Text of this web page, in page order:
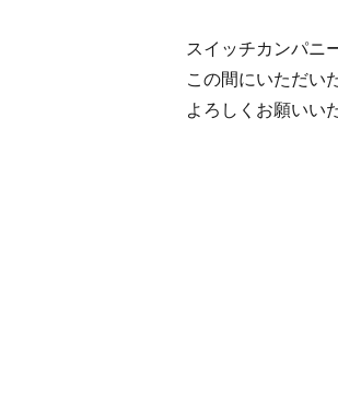
スイッチカンパニ
この間にいただい
よろしくお願いい